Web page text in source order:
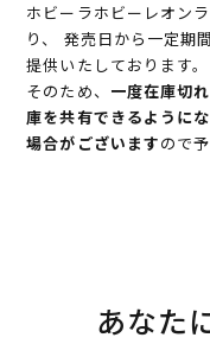
ホビーラホビーレオン
り、 発売日から一定期
提供いたしております。
そのため、 一度在庫切
庫を共有できるように
場合がございますので
あなた